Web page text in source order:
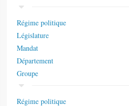
Régime politique
Législature
Mandat
Département
Groupe
Régime politique